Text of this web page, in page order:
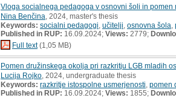
Vloga socialnega pedagoga v osnovni šoli in
Nina Benčina , 2024, master's thesis
Keywords: socialni pedagogi učitelji osnovna šola
Published in RUP: 16.09.2024; Views: 2779;
Full text(1,05 MB)
Pomen družinskega okolja pri razkritju LGB mladih
Lucija Rojko , 2024, undergraduate thesis
Keywords: razkritje istospolne usmerjenosti pomen
Published in RUP: 16.09.2024; Views: 1855;